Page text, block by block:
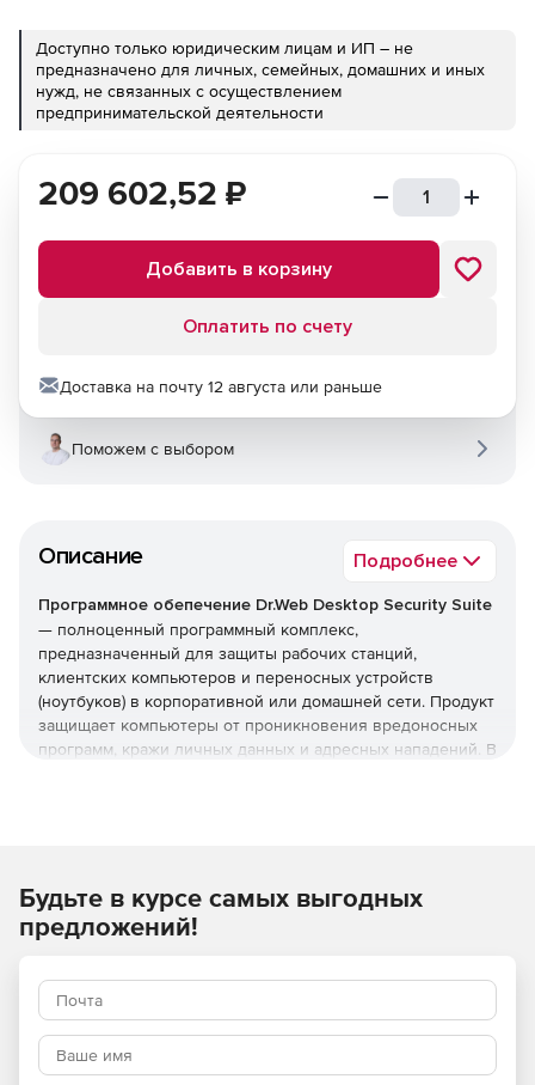
Доступно только юридическим лицам и ИП – не
предназначено для личных, семейных, домашних и иных
нужд, не связанных с осуществлением
предпринимательской деятельности
Описание Подробнее
Программное обепечение Dr.Web Desktop Security Suite
— полноценный программный комплекс,
предназначенный для защиты рабочих станций,
клиентских компьютеров и переносных устройств
(ноутбуков) в корпоративной или домашней сети. Продукт
защищает компьютеры от проникновения вредоносных
программ, кражи личных данных и адресных нападений. В
Преимущества Dr.Web Desktop
Наличие сертификатов
Dr.Web Desktop Security Suite имеет сертификаты
соответствия ФСТЭК России и ФСБ. Это означает, что
209 602,52 ₽
Добавить в корзину
Оплатить по счету
Доставка на почту 12 августа или раньше
Поможем с выбором
Будьте в курсе самых выгодных
предложений!